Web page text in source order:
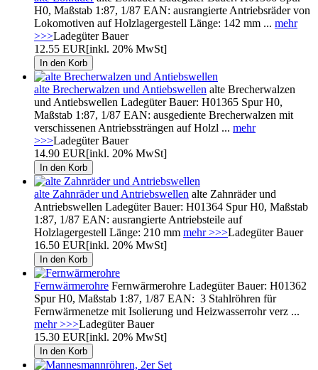
H0, Maßstab 1:87, 1/87 EAN: ausrangierte Antriebsräder von
Lokomotiven auf Holzlagergestell Länge: 142 mm ... mehr
>>>Ladegüter Bauer
12.55 EUR[inkl. 20% MwSt]
alte Brecherwalzen und Antiebswellen alte Brecherwalzen
und Antiebswellen Ladegüter Bauer: H01365 Spur H0,
Maßstab 1:87, 1/87 EAN: ausgediente Brecherwalzen mit
verschissenen Antriebssträngen auf Holzl ... mehr
>>>Ladegüter Bauer
14.90 EUR[inkl. 20% MwSt]
alte Zahnräder und Antriebswellen alte Zahnräder und
Antriebswellen Ladegüter Bauer: H01364 Spur H0, Maßstab
1:87, 1/87 EAN: ausrangierte Antriebsteile auf
Holzlagergestell Länge: 210 mm mehr >>>Ladegüter Bauer
16.50 EUR[inkl. 20% MwSt]
Fernwärmerohre Fernwärmerohre Ladegüter Bauer: H01362
Spur H0, Maßstab 1:87, 1/87 EAN: 3 Stahlröhren für
Fernwärmenetze mit Isolierung und Heizwasserrohr verz ...
mehr >>>Ladegüter Bauer
15.30 EUR[inkl. 20% MwSt]